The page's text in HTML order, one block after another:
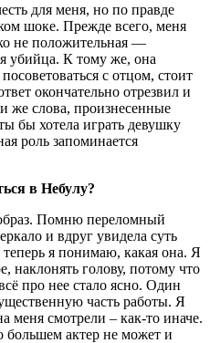
для меня, но по правде
шоке. Прежде всего, меня
не положительная —
убийца. К тому же, она
с отцом, стоит
окончательно отрезвил и
же слова, произнесенные
бы хотела играть девушку
роль запоминается
в Небулу?
Помню переломный
и вдруг увидела суть
я понимаю, какая она. Я
наклонять голову, потому что
про нее стало ясно. Один
часть работы. Я
меня смотрели – как-то иначе.
актер не может и